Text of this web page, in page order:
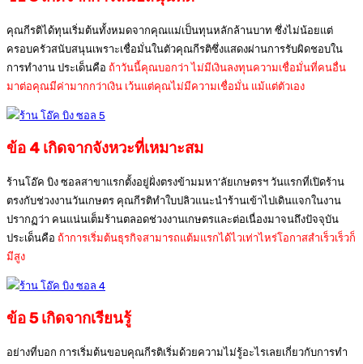
คุณกีรติได้ทุนเริ่มต้นทั้งหมดจากคุณแม่เป็นทุนหลักล้านบาท ซึ่งไม่น้อยแต่
ครอบครัวสนับสนุนเพราะเชื่อมั่นในตัวคุณกีรติซึ่งแสดงผ่านการรับผิดชอบใน
การทำงาน ประเด็นคือ ถ้าวันนี้คุณบอกว่า ไม่มีเงินลงทุนความเชื่อมั่นที่คนอื่น
มาต่อคุณมีค่ามากกว่าเงิน เว้นแต่คุณไม่มีความเชื่อมั่น แม้แต่ตัวเอง
ข้อ 4 เกิดจากจังหวะที่เหมาะสม
ร้านโอ๊ค บิง ซอลสาขาแรกตั้งอยู่ฝั่งตรงข้ามมหา’ลัยเกษตรฯ วันแรกที่เปิดร้าน
ตรงกับช่วงงานวันเกษตร คุณกีรติทำใบปลิวแนะนำร้านเข้าไปเดินแจกในงาน
ปรากฏว่า คนแน่นเต็มร้านตลอดช่วงงานเกษตรและต่อเนื่องมาจนถึงปัจจุบัน
ประเด็นคือ ถ้าการเริ่มต้นธุรกิจสามารถแต้มแรกได้ไวเท่าไหร่โอกาสสำเร็วเร็วก็
มีสูง
ข้อ 5 เกิดจากเรียนรู้
อย่างที่บอก การเริ่มต้นขอบคุณกีรติเริ่มด้วยความไม่รู้อะไรเลยเกี่ยวกับการทำ